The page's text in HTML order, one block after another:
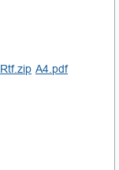
rtf.zip
a4.pdf